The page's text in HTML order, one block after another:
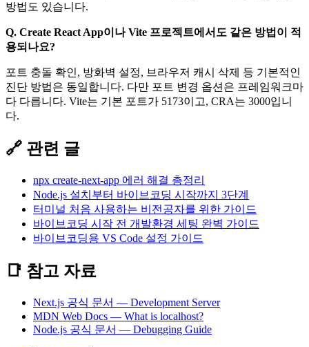
방법도 있습니다.
Q. Create React App이나 Vite 프로젝트에서도 같은 방법이 적
용되나요?
포트 충돌 확인, 방화벽 설정, 브라우저 캐시 삭제 등 기본적인
진단 방법은 동일합니다. 다만 포트 변경 옵션은 프레임워크마
다 다릅니다. Vite는 기본 포트가 5173이고, CRA는 3000입니
다.
🔗 관련 글
npx create-next-app 에러 해결 총정리
Node.js 설치부터 바이브코딩 시작까지 3단계
터미널 처음 사용하는 비전공자를 위한 가이드
바이브코딩 시작 전 개발환경 세팅 완벽 가이드
바이브코딩용 VS Code 설정 가이드
📑 참고 자료
Next.js 공식 문서 — Development Server
MDN Web Docs — What is localhost?
Node.js 공식 문서 — Debugging Guide